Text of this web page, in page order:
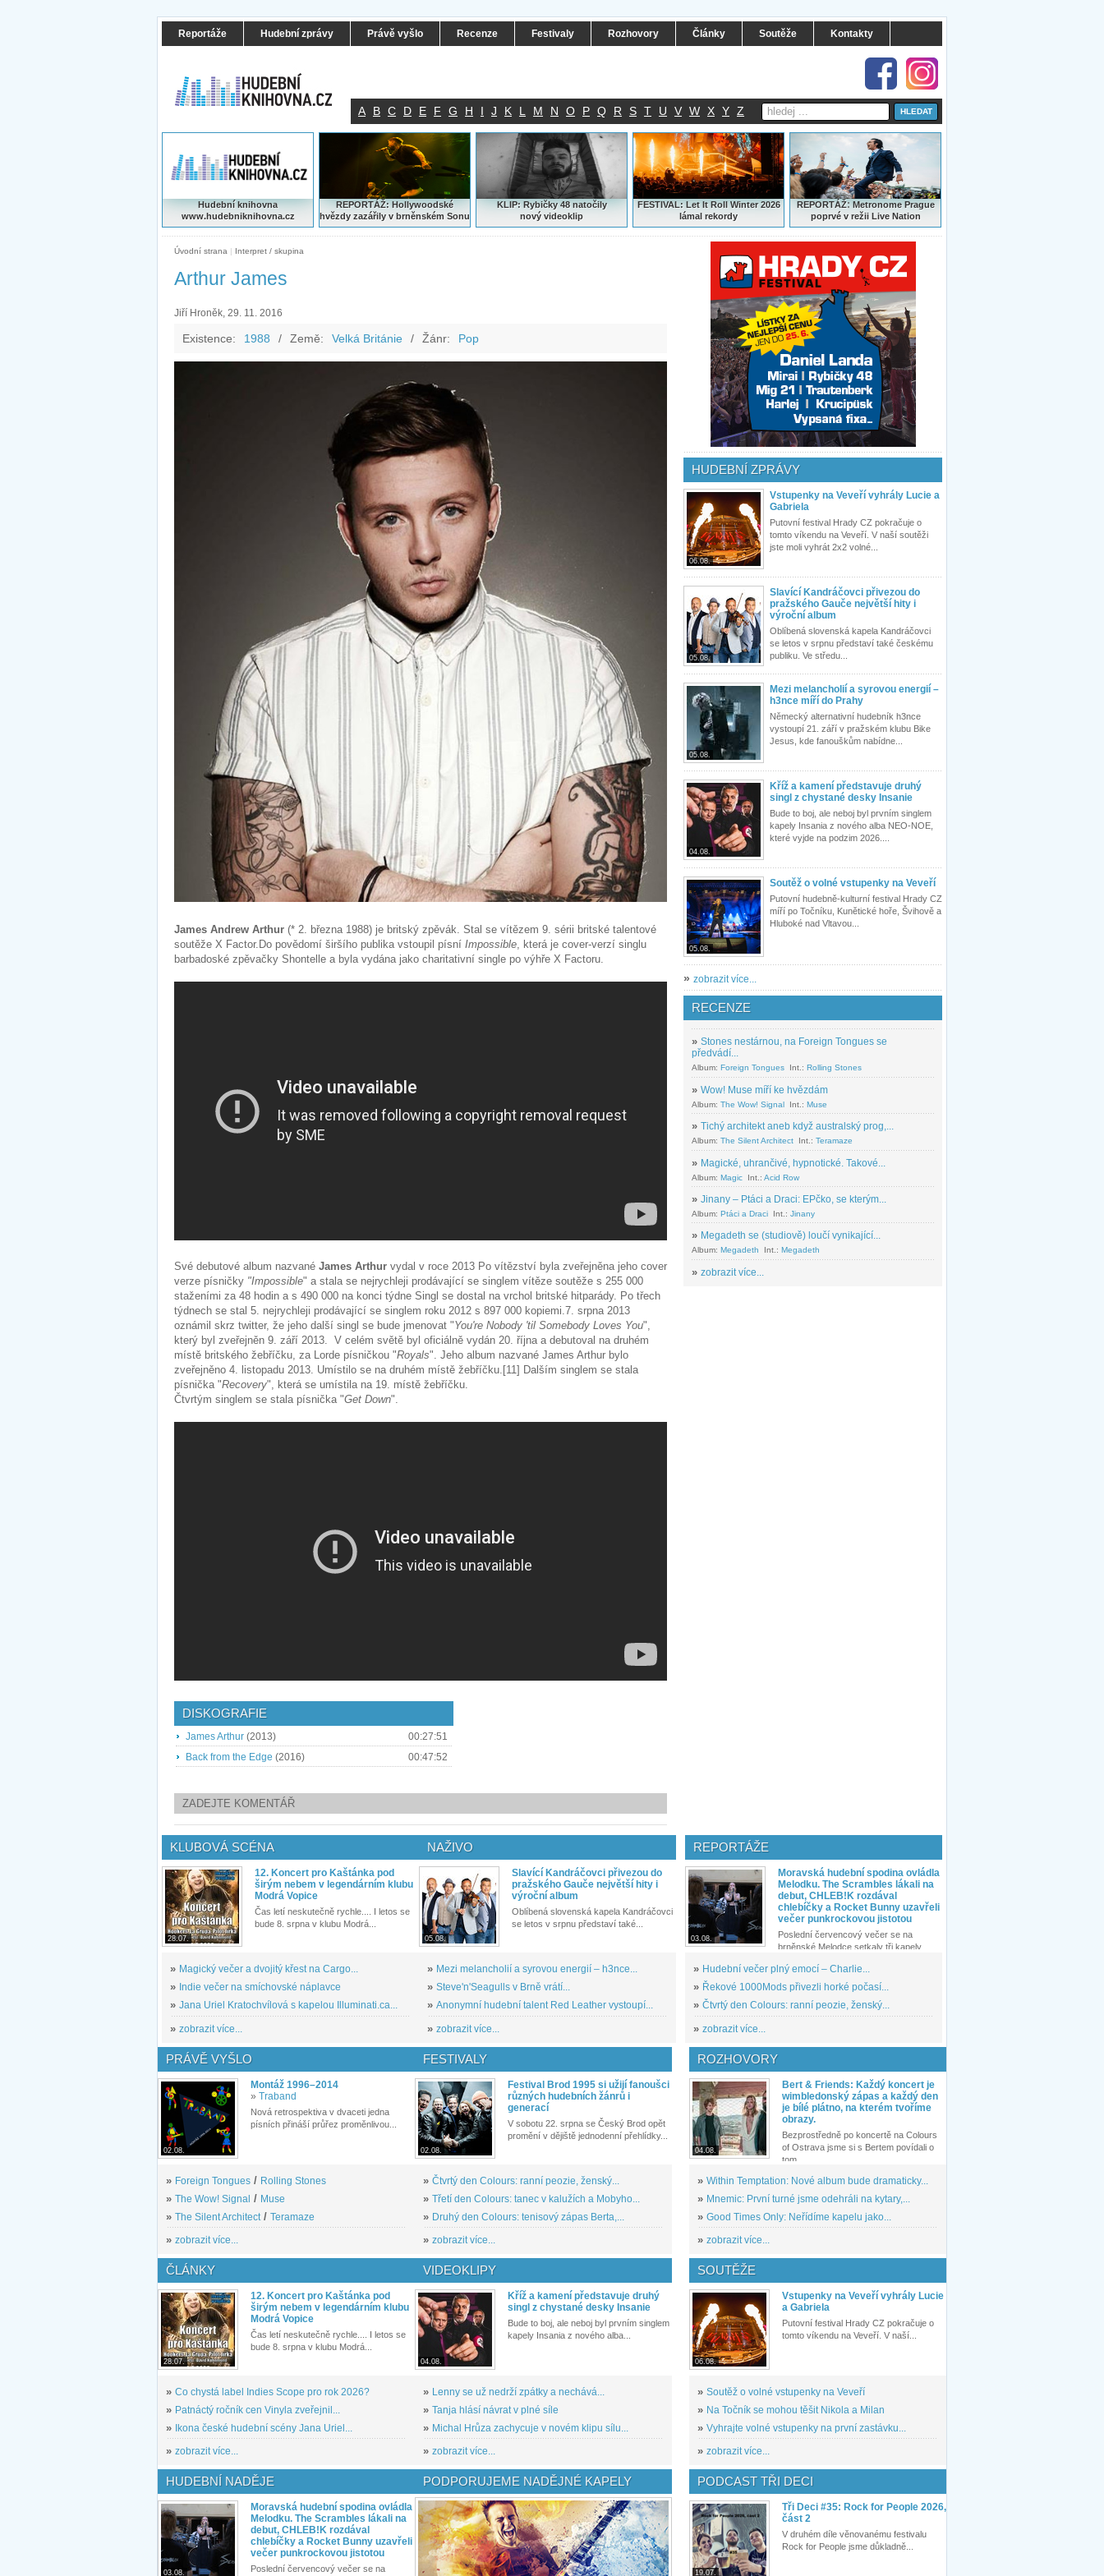
Reportáže Hudební zprávy Právě vyšlo Recenze Festivaly Rozhovory Články Soutěže Kontakty
A B C D E F G H I J K L M N O P Q R S T U V W X Y Z
Hudební knihovna
www.hudebniknihovna.cz
REPORTÁŽ: Hollywoodské
hvězdy zazářily v brněnském Sonu
KLIP: Rybičky 48 natočily
nový videoklip
FESTIVAL: Let It Roll Winter 2026
lámal rekordy
REPORTÁŽ:Metronome Prague
poprvé v režii Live Nation
Úvodní strana | Interpret / skupina
Arthur James
Jiří Hroněk, 29. 11. 2016
Existence: 1988 / Země: Velká Británie / Žánr: Pop
James Andrew Arthur (* 2. března 1988) je britský zpěvák. Stal se vítězem 9. sérii britské talentové
soutěže X Factor.Do povědomí širšího publika vstoupil písní Impossible , která je cover-verzí singlu
barbadoské zpěvačky Shontelle a byla vydána jako charitativní single po výhře X Factoru.
Své debutové album nazvané James Arthur vydal v roce 2013 Po vítězství byla zveřejněna jeho cover
verze písničky "Impossible" a stala se nejrychleji prodávající se singlem vítěze soutěže s 255 000
staženími za 48 hodin a s 490 000 na konci týdne Singl se dostal na vrchol britské hitparády. Po třech
týdnech se stal 5. nejrychleji prodávající se singlem roku 2012 s 897 000 kopiemi.7. srpna 2013
oznámil skrz twitter, že jeho další singl se bude jmenovat "You're Nobody 'til Somebody Loves You",
který byl zveřejněn 9. září 2013. V celém světě byl oficiálně vydán 20. října a debutoval na druhém
místě britského žebříčku, za Lorde písničkou "Royals". Jeho album nazvané James Arthur bylo
zveřejněno 4. listopadu 2013. Umístilo se na druhém místě žebříčku.[11] Dalším singlem se stala
písnička "Recovery", která se umístila na 19. místě žebříčku.
Čtvrtým singlem se stala písnička "Get Down".
DISKOGRAFIE
James Arthur (2013)
00:27:51
Back from the Edge (2016) 00:47:52
ZADEJTE KOMENTÁŘ
HUDEBNÍ ZPRÁVY
06.08.
Vstupenky na Veveří vyhrály Lucie a
Gabriela
Putovní festival Hrady CZ pokračuje o
tomto víkendu na Veveří. V naší soutěži
jste moli vyhrát 2x2 volné...
05.08.
Slavící Kandráčovci přivezou do
pražského Gauče největší hity i
výroční album
Oblíbená slovenská kapela Kandráčovci
se letos v srpnu představí také českému
publiku. Ve středu...
05.08.
Mezi melancholií a syrovou energií –
h3nce míří do Prahy
Německý alternativní hudebník h3nce
vystoupí 21. září v pražském klubu Bike
Jesus, kde fanouškům nabídne...
04.08.
Kříž a kamení představuje druhý
singl z chystané desky Insanie
Bude to boj, ale neboj byl prvním singlem
kapely Insania z nového alba NEO-NOE,
které vyjde na podzim 2026....
05.08.
Soutěž o volné vstupenky na Veveří
Putovní hudebně-kulturní festival Hrady CZ
míří po Točníku, Kunětické hoře, Švihově a
Hluboké nad Vltavou...
» zobrazit více...
RECENZE
» Stones nestárnou, na Foreign Tongues se
předvádí...
Album: Foreign Tongues Int.: Rolling Stones
» Wow! Muse míří ke hvězdám
Album: The Wow! Signal Int.: Muse
» Tichý architekt aneb když australský prog,...
Album: The Silent Architect Int.: Teramaze
» Magické, uhrančivé, hypnotické. Takové...
Album: Magic Int.: Acid Row
» Jinany – Ptáci a Draci: EPčko, se kterým...
Album: Ptáci a Draci Int.: Jinany
» Megadeth se (studiově) loučí vynikající...
Album: Megadeth Int.: Megadeth
» zobrazit více...
KLUBOVÁ SCÉNA
28.07.
12. Koncert pro Kaštánka pod
širým nebem v legendárním klubu
Modrá Vopice
Čas letí neskutečně rychle.... I letos se
bude 8. srpna v klubu Modrá...
» Magický večer a dvojitý křest na Cargo...
» Indie večer na smíchovské náplavce
» Jana Uriel Kratochvílová s kapelou Illuminati.ca...
» zobrazit více...
NAŽIVO
05.08.
Slavící Kandráčovci přivezou do
pražského Gauče největší hity i
výroční album
Oblíbená slovenská kapela Kandráčovci
se letos v srpnu představí také...
» Mezi melancholií a syrovou energií – h3nce...
» Steve'n'Seagulls v Brně vrátí...
» Anonymní hudební talent Red Leather vystoupí...
» zobrazit více...
REPORTÁŽE
03.08.
Moravská hudební spodina ovládla
Melodku. The Scrambles lákali na
debut, CHLEB!K rozdával
chlebíčky a Rocket Bunny uzavřeli
večer punkrockovou jistotou
Poslední červencový večer se na
brněnské Melodce setkaly tři kapely...
» Hudební večer plný emocí – Charlie...
» Řekové 1000Mods přivezli horké počasí...
» Čtvrtý den Colours: ranní peozie, ženský...
» zobrazit více...
PRÁVĚ VYŠLO
02.08.
Montáž 1996–2014
» Traband
Nová retrospektiva v dvaceti jedna
písních přináší průřez proměnlivou...
» Foreign Tongues / Rolling Stones
» The Wow! Signal / Muse
» The Silent Architect / Teramaze
» zobrazit více...
FESTIVALY
02.08.
Festival Brod 1995 si užijí fanoušci
různých hudebních žánrů i
generací
V sobotu 22. srpna se Český Brod opět
promění v dějiště jednodenní přehlídky...
» Čtvrtý den Colours: ranní peozie, ženský...
» Třetí den Colours: tanec v kalužích a Mobyho...
» Druhý den Colours: tenisový zápas Berta,...
» zobrazit více...
ROZHOVORY
04.08.
Bert & Friends: Každý koncert je
wimbledonský zápas a každý den
je bílé plátno, na kterém tvoříme
obrazy.
Bezprostředně po koncertě na Colours
of Ostrava jsme si s Bertem povídali o
tom,...
» Within Temptation: Nové album bude dramaticky...
» Mnemic: První turné jsme odehráli na kytary,...
» Good Times Only: Neřídíme kapelu jako...
» zobrazit více...
ČLÁNKY
28.07.
12. Koncert pro Kaštánka pod
širým nebem v legendárním klubu
Modrá Vopice
Čas letí neskutečně rychle.... I letos se
bude 8. srpna v klubu Modrá...
» Co chystá label Indies Scope pro rok 2026?
» Patnáctý ročník cen Vinyla zveřejnil...
»
Ikona české hudební scény Jana Uriel...
» zobrazit více...
VIDEOKLIPY
04.08.
Kříž a kamení představuje druhý
singl z chystané desky Insanie
Bude to boj, ale neboj byl prvním singlem
kapely Insania z nového alba...
» Lenny se už nedrží zpátky a nechává...
» Tanja hlásí návrat v plné síle
» Michal Hrůza zachycuje v novém klipu sílu...
» zobrazit více...
SOUTĚŽE
06.08.
Vstupenky na Veveří vyhrály Lucie
a Gabriela
Putovní festival Hrady CZ pokračuje o
tomto víkendu na Veveří. V naší...
» Soutěž o volné vstupenky na Veveří
» Na Točník se mohou těšit Nikola a Milan
» Vyhrajte volné vstupenky na první zastávku...
» zobrazit více...
HUDEBNÍ NADĚJE
03.08.
Moravská hudební spodina ovládla
Melodku. The Scrambles lákali na
debut, CHLEB!K rozdával
chlebíčky a Rocket Bunny uzavřeli
večer punkrockovou jistotou
Poslední červencový večer se na
PODPORUJEME NADĚJNÉ KAPELY PODCAST TŘI DECI
19.07.
Tři Deci #35: Rock for People 2026,
část 2
V druhém díle věnovanému festivalu
Rock for People jsme důkladně...